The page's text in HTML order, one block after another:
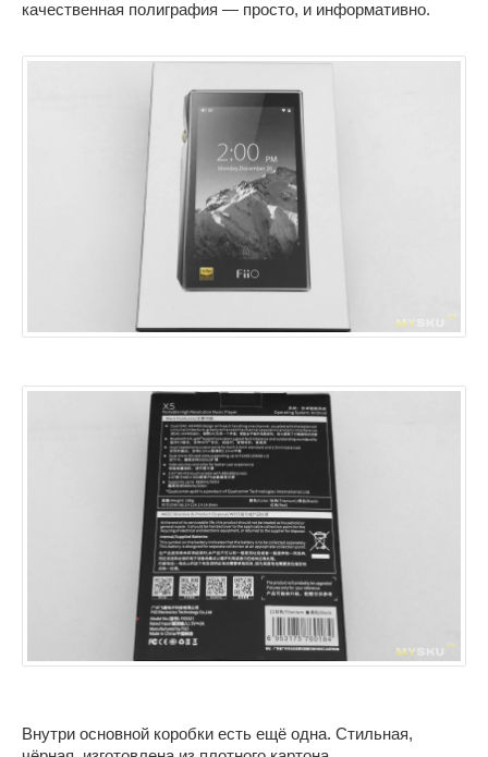
качественная полиграфия — просто, и информативно.
Внутри основной коробки есть ещё одна. Стильная,